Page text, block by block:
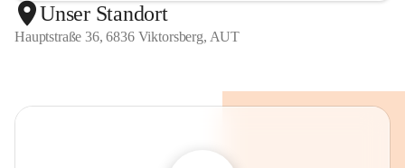
Unser Standort
Hauptstraße 36, 6836 Viktorsberg, AUT